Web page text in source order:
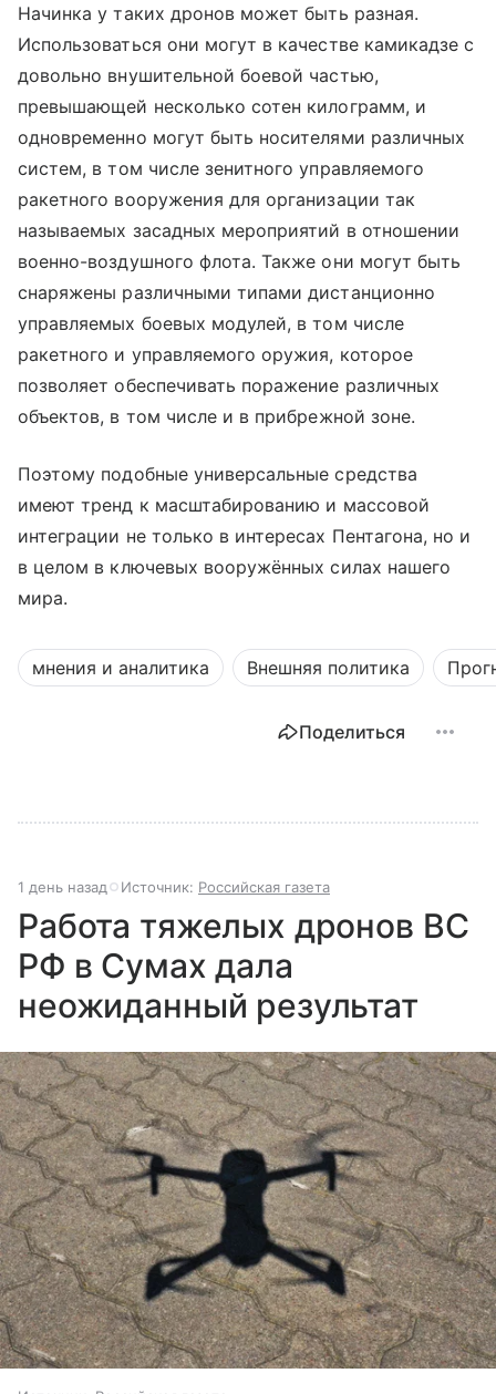
Начинка у таких дронов может быть разная.
Использоваться они могут в качестве камикадзе с
довольно внушительной боевой частью,
превышающей несколько сотен килограмм, и
одновременно могут быть носителями различных
систем, в том числе зенитного управляемого
ракетного вооружения для организации так
называемых засадных мероприятий в отношении
военно-воздушного флота. Также они могут быть
снаряжены различными типами дистанционно
управляемых боевых модулей, в том числе
ракетного и управляемого оружия, которое
позволяет обеспечивать поражение различных
объектов, в том числе и в прибрежной зоне.
Поэтому подобные универсальные средства
имеют тренд к масштабированию и массовой
интеграции не только в интересах Пентагона, но и
в целом в ключевых вооружённых силах нашего
мира.
мнения и аналитика Внешняя политика
Поделиться
1 день назад Источник: Российская газета
Работа тяжелых дронов ВС
РФ в Сумах дала
неожиданный результат